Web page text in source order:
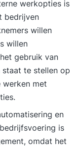
werkopties is
bedrijven
willen
willen
gebruik van
te stellen op
werken met
en
is
omdat het